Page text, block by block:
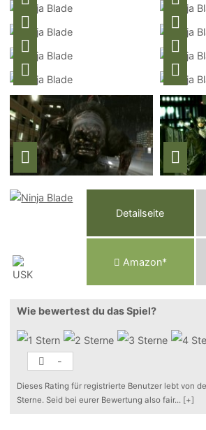
Detailseite
Amazon*
Wie bewertest du das Spiel?
-
Dieses Rating für registrierte Benutzer lebt von
Sterne. Seid bei eurer Bewertung also fair... [+]